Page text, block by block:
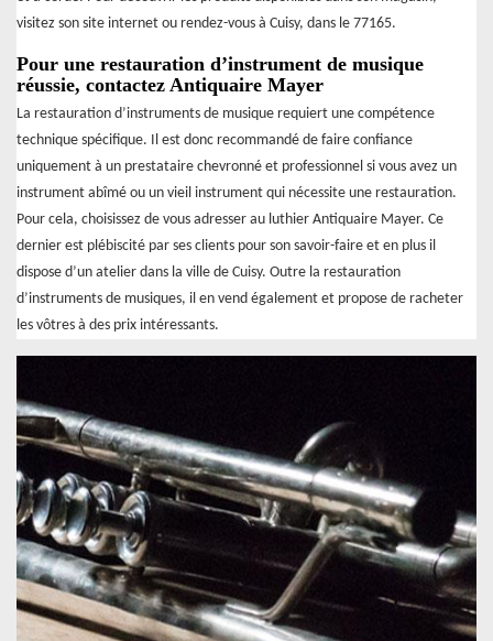
visitez son site internet ou rendez-vous à Cuisy, dans le 77165.
Pour une restauration d’instrument de musique
réussie, contactez Antiquaire Mayer
La restauration d’instruments de musique requiert une compétence
technique spécifique. Il est donc recommandé de faire confiance
uniquement à un prestataire chevronné et professionnel si vous avez un
instrument abîmé ou un vieil instrument qui nécessite une restauration.
Pour cela, choisissez de vous adresser au luthier Antiquaire Mayer. Ce
dernier est plébiscité par ses clients pour son savoir-faire et en plus il
dispose d’un atelier dans la ville de Cuisy. Outre la restauration
d’instruments de musiques, il en vend également et propose de racheter
les vôtres à des prix intéressants.